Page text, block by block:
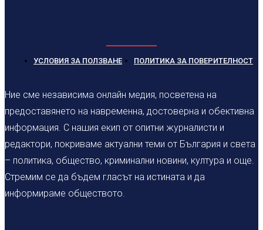
УСЛОВИЯ ЗА ПОЛЗВАНЕ ПОЛИТИКА ЗА ПОВЕРИТЕЛНОСТ
Ние сме независима онлайн медия, посветена на
предоставянето на навременна, достоверна и обективна
информация. С нашия екип от опитни журналисти и
редактори, покриваме актуални теми от България и света
– политика, общество, криминални новини, култура и още.
Стремим се да бъдем гласът на истината и да
информираме обществото.